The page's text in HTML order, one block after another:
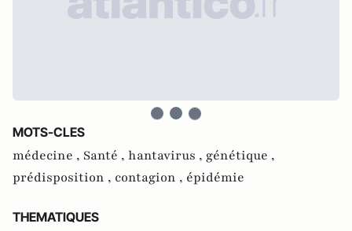
MOTS-CLES
médecine , Santé , hantavirus , génétique ,
prédisposition , contagion , épidémie
THEMATIQUES